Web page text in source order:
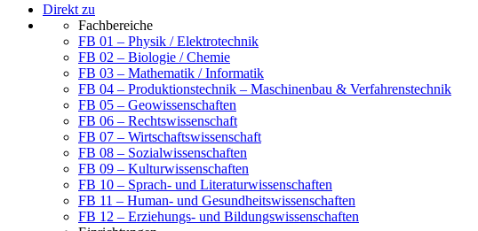
Direkt zu
Fachbereiche
FB 01 – Physik / Elektrotechnik
FB 02 – Biologie / Chemie
FB 03 – Mathematik / Informatik
FB 04 – Produktionstechnik – Maschinenbau & Verfahrenstechnik
FB 05 – Geowissenschaften
FB 06 – Rechtswissenschaft
FB 07 – Wirtschaftswissenschaft
FB 08 – Sozialwissenschaften
FB 09 – Kulturwissenschaften
FB 10 – Sprach- und Literaturwissenschaften
FB 11 – Human- und Gesundheitswissenschaften
FB 12 – Erziehungs- und Bildungswissenschaften